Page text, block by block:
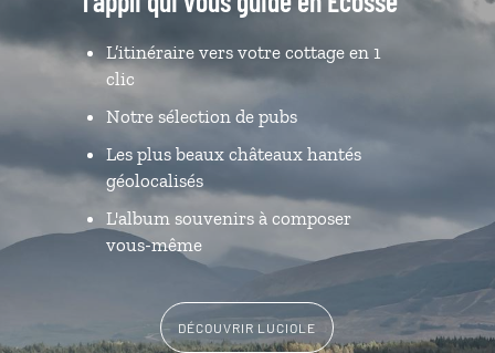
L’itinéraire vers votre cottage en 1
clic
Notre sélection de pubs
Les plus beaux châteaux hantés
géolocalisés
L'album souvenirs à composer
vous-même
DÉCOUVRIR LUCIOLE